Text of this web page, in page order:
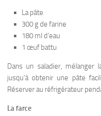
La pâte
300 g de farine
180 ml d’eau
1 œuf battu
Dans un saladier, mélanger
jusqu’à obtenir une pâte
Réserver au réfrigérateur
La farce